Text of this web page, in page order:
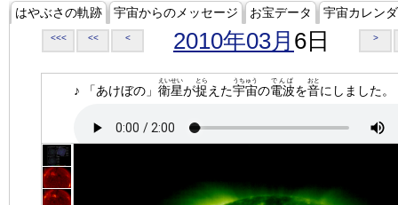
はやぶさの軌跡 宇宙からのメッセージ お宝データ 宇宙カレン
<<< << < 2010年03月 6日 >
♪ 「あけぼの」 衛星
えいせい
が捉
とら
えた宇宙
うちゅう
の電波
でんぱ
を音
おと
にしました。